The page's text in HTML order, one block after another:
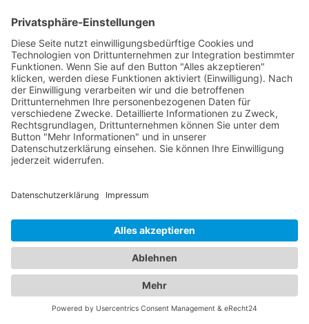
Ihre Rechte und Verantwortlichkeiten zu
verstehen.
Alles unter einem Dach:
Informationen zu
Abschleppdiensten und Hotels
in einem Branchenportal
Unser umfangreiches Branchenportal bietet Ihnen
Abschleppdienste, sondern auch eine breite
Auswahl an Hotels für Ihren nächsten Aufenthalt.
Hier finden Sie alles, was Sie benötigen, um sowohl
im Notfall als auch bei der Urlaubsplanung bestens
informiert zu sein. Egal ob Sie einen
Abschleppdienst in Ihrer Nähe suchen oder nach
Hotel Wathlingen
Reisevorhaben Ausschau halten - bei uns sind Sie